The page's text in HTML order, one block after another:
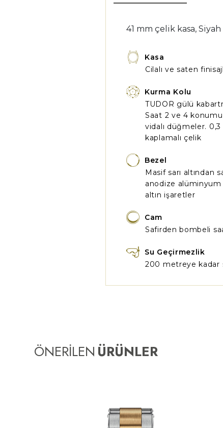
41 mm çelik kasa,
Kasa
Cilalı ve saten
Kurma Kolu
TUDOR gülü
Saat 2 ve 4
vidalı düğmeler. 0,3
kaplamalı çelik
Bezel
Masif sarı altından
anodize alüminyum
altın işaretler
Cam
Safirden bombeli
Su Geçirmezlik
200 metreye kadar
ÖNERİLEN ÜRÜNLER